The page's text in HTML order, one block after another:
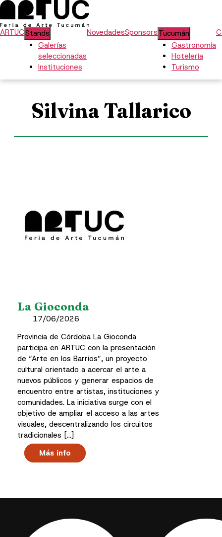
ARTUCStands
Galerías
seleccionadas
Instituciones
NovedadesSponsors Tucumán
Gastronomía
Hotelería
Turismo
Silvina Tallarico
La Gioconda
17/06/2026
Provincia de Córdoba La Gioconda
participa en ARTUC con la presentación
de “Arte en los Barrios”, un proyecto
cultural orientado a acercar el arte a
nuevos públicos y generar espacios de
encuentro entre artistas, instituciones y
comunidades. La iniciativa surge con el
objetivo de ampliar el acceso a las artes
visuales, descentralizando los circuitos
tradicionales […]
Más info